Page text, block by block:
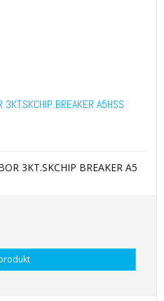
BREAKER A5HSS
3KT.SKCHIP BREAKER A5